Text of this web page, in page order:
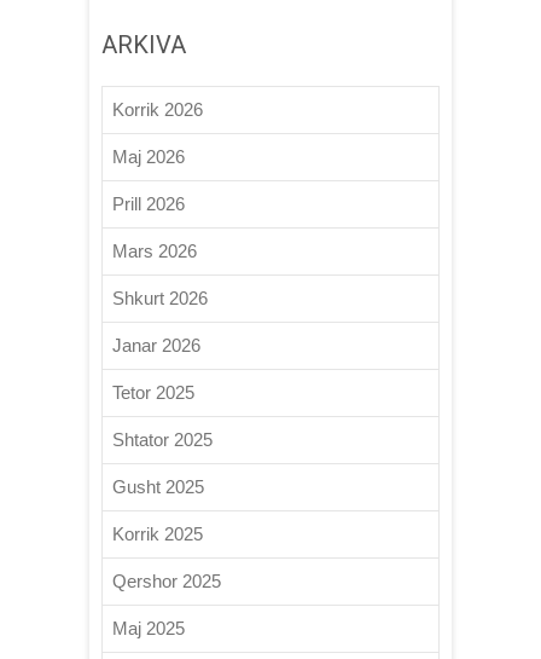
ARKIVA
Korrik 2026
Maj 2026
Prill 2026
Mars 2026
Shkurt 2026
Janar 2026
Tetor 2025
Shtator 2025
Gusht 2025
Korrik 2025
Qershor 2025
Maj 2025